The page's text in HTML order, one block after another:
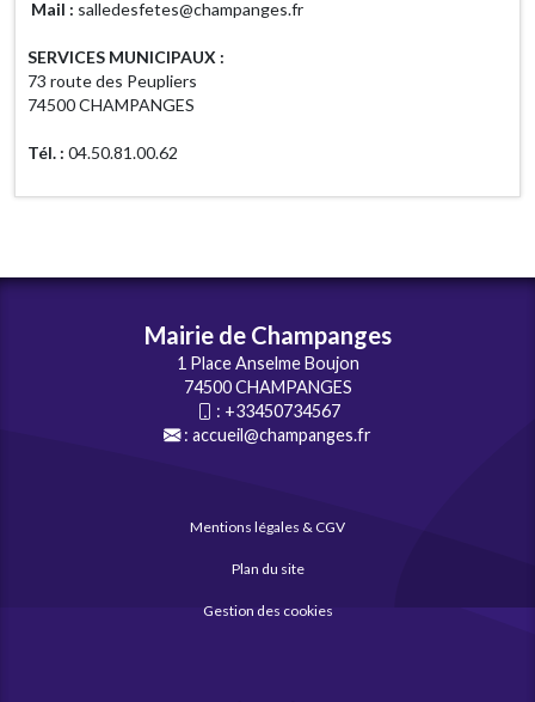
Mail : salledesfetes@champanges.fr
SERVICES MUNICIPAUX :
73 route des Peupliers
74500 CHAMPANGES
Tél. : 04.50.81.00.62
Mairie de Champanges
1 Place Anselme Boujon
74500 CHAMPANGES
: +33450734567
: accueil@champanges.fr
Mentions légales & CGV
Plan du site
Gestion des cookies